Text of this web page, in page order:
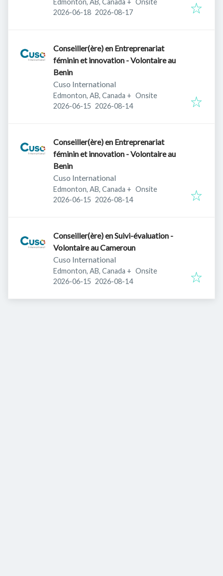
Onsite
Published:
2026-06-18 Expires:
2026-08-17
Conseiller(ère) en Entreprenariat
féminin et innovation - Volontaire au
Benin
Cuso International
Edmonton, AB, Canada + Onsite
Published:
2026-06-15 Expires:
2026-08-14
Conseiller(ère) en Entreprenariat
féminin et innovation - Volontaire au
Benin
Cuso International
Edmonton, AB, Canada + Onsite
Published:
2026-06-15 Expires:
2026-08-14
Conseiller(ère) en Suivi-évaluation -
Volontaire au Cameroun
Cuso International
Edmonton, AB, Canada + Onsite
Published:
2026-06-15 Expires:
2026-08-14